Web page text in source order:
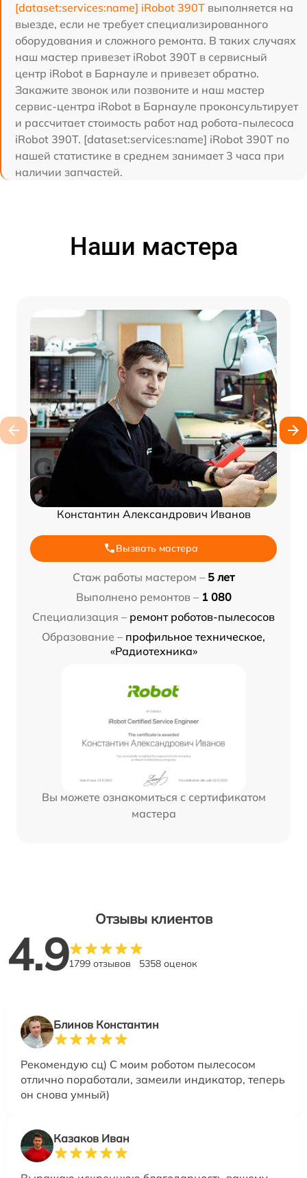
[dataset:services:name] iRobot 390T выполняется на
выезде, если не требует специализированного
оборудования и сложного ремонта. В таких случаях
наш мастер привезет iRobot 390T в сервисный
центр iRobot в Барнауле и привезет обратно.
Закажите звонок или позвоните и наш мастер
сервис-центра iRobot в Барнауле проконсультирует
и рассчитает стоимость работ над робота-пылесоса
iRobot 390T. [dataset:services:name] iRobot 390T по
нашей статистике в среднем занимает 3 часа при
наличии запчастей.
Наши мастера
Константин Александрович Иванов
Вызвать мастера
Стаж работы мастером – 5 лет
Выполнено ремонтов – 1 080
Специализация – ремонт роботов-пылесосов
Образование – профильное техническое,
«Радиотехника»
Вы можете ознакомиться с сертификатом
мастера
Отзывы клиентов
4.91799 отзывов 5358 оценок
Блинов Константин
Рекомендую сц) С моим роботом пылесосом
отлично поработали, замеили индикатор, теперь
он снова умный)
Казаков Иван